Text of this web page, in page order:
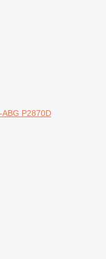
ABG P2870D